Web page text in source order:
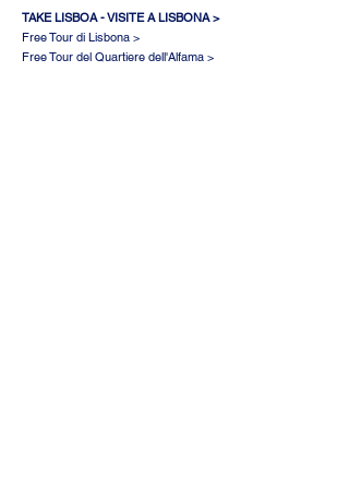
TAKE LISBOA - VISITE A LISBONA >
Free Tour di Lisbona >
Free Tour del Quartiere dell'Alfama >